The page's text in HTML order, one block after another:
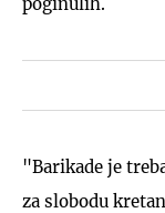
"Barikade je
za slobodu